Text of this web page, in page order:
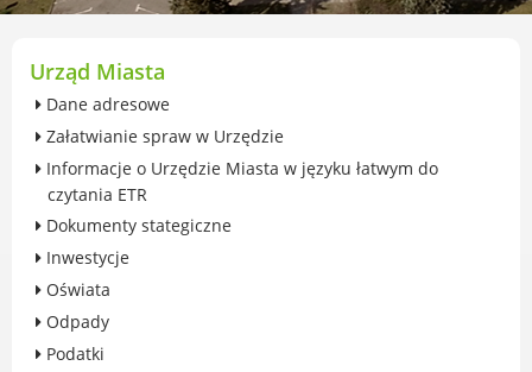
przekształceniowa
Ochrona środowiska
Edukacja ekologiczna
SZYKUJ SIĘ NA ZMIANY KLIMATU
Komunikacja miejska
Rolnictwo
Zwierzęta
Organizacje pozarządowe
Urząd Miasta
Dane adresowe
Załatwianie spraw w Urzędzie
Informacje o Urzędzie Miasta w języku łatwym do
czytania ETR
Dokumenty stategiczne
Inwestycje
Oświata
Odpady
Podatki